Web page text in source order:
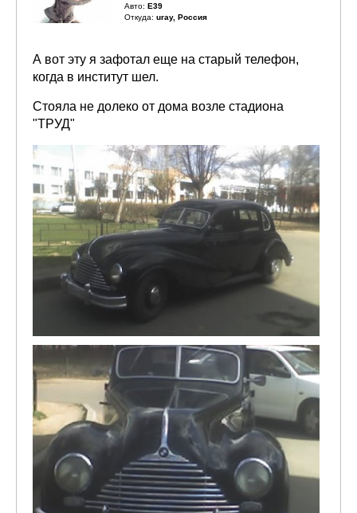
Авто: E39
Откуда: uray, Россия
А вот эту я зафотал еще на старый телефон,
когда в институт шел.
Стояла не долеко от дома возле стадиона
"ТРУД"